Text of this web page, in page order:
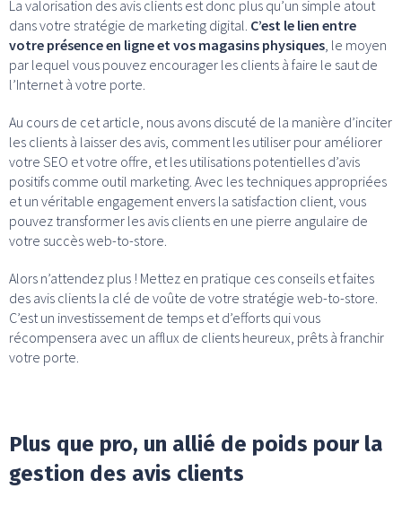
La valorisation des avis clients est donc plus qu’un simple atout
dans votre stratégie de marketing digital. C’est le lien entre
votre présence en ligne et vos magasins physiques , le moyen
par lequel vous pouvez encourager les clients à faire le saut de
l’Internet à votre porte.
Au cours de cet article, nous avons discuté de la manière d’inciter
les clients à laisser des avis, comment les utiliser pour améliorer
votre SEO et votre offre, et les utilisations potentielles d’avis
positifs comme outil marketing. Avec les techniques appropriées
et un véritable engagement envers la satisfaction client, vous
pouvez transformer les avis clients en une pierre angulaire de
votre succès web-to-store.
Alors n’attendez plus ! Mettez en pratique ces conseils et faites
des avis clients la clé de voûte de votre stratégie web-to-store.
C’est un investissement de temps et d’efforts qui vous
récompensera avec un afflux de clients heureux, prêts à franchir
votre porte.
Plus que pro, un allié de poids pour la
gestion des avis clients